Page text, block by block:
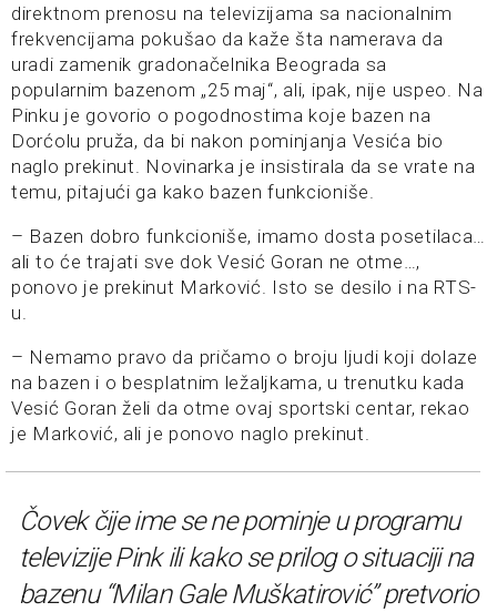
direktnom prenosu na televizijama sa nacionalnim
frekvencijama pokušao da kaže šta namerava da
uradi zamenik gradonačelnika Beograda sa
popularnim bazenom „25 maj“, ali, ipak, nije uspeo. Na
Pinku je govorio o pogodnostima koje bazen na
Dorćolu pruža, da bi nakon pominjanja Vesića bio
naglo prekinut. Novinarka je insistirala da se vrate na
temu, pitajući ga kako bazen funkcioniše.
– Bazen dobro funkcioniše, imamo dosta posetilaca…
ali to će trajati sve dok Vesić Goran ne otme…,
ponovo je prekinut Marković. Isto se desilo i na RTS-
u.
– Nemamo pravo da pričamo o broju ljudi koji dolaze
na bazen i o besplatnim ležaljkama, u trenutku kada
Vesić Goran želi da otme ovaj sportski centar, rekao
je Marković, ali je ponovo naglo prekinut.
Čovek čije ime se ne pominje u programu
televizije Pink ili kako se prilog o situaciji na
bazenu “Milan Gale Muškatirović” pretvorio